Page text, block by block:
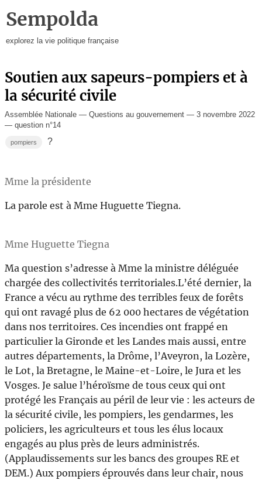
Sempolda
explorez la vie politique française
Soutien aux sapeurs-pompiers et à
la sécurité civile
Assemblée Nationale — Questions au gouvernement — 3 novembre 2022
— question n°14
pompiers ?
Mme la présidente
La parole est à Mme Huguette Tiegna.
Mme Huguette Tiegna
Ma question s’adresse à Mme la ministre déléguée
chargée des collectivités territoriales.L’été dernier, la
France a vécu au rythme des terribles feux de forêts
qui ont ravagé plus de 62 000 hectares de végétation
dans nos territoires. Ces incendies ont frappé en
particulier la Gironde et les Landes mais aussi, entre
autres départements, la Drôme, l’Aveyron, la Lozère,
le Lot, la Bretagne, le Maine-et-Loire, le Jura et les
Vosges. Je salue l’héroïsme de tous ceux qui ont
protégé les Français au péril de leur vie : les acteurs de
la sécurité civile, les pompiers, les gendarmes, les
policiers, les agriculteurs et tous les élus locaux
engagés au plus près de leurs administrés.
(Applaudissements sur les bancs des groupes RE et
DEM.) Aux pompiers éprouvés dans leur chair, nous